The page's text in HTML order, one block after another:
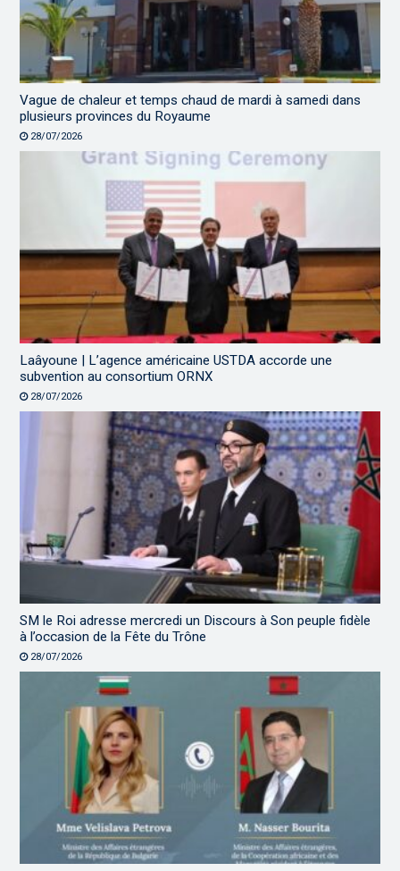
Vague de chaleur et temps chaud de mardi à samedi dans
plusieurs provinces du Royaume
28/07/2026
Laâyoune | L’agence américaine USTDA accorde une
subvention au consortium ORNX
28/07/2026
SM le Roi adresse mercredi un Discours à Son peuple fidèle
à l’occasion de la Fête du Trône
28/07/2026